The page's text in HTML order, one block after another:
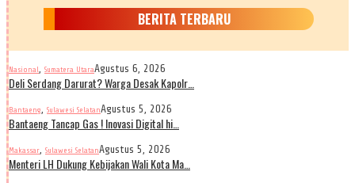
BERITA TERBARU
Nasional, Sumatera UtaraAgustus 6, 2026
Deli Serdang Darurat? Warga Desak Kapolr…
Bantaeng, Sulawesi SelatanAgustus 5, 2026
Bantaeng Tancap Gas ! Inovasi Digital hi…
Makassar, Sulawesi SelatanAgustus 5, 2026
Menteri LH Dukung Kebijakan Wali Kota Ma…